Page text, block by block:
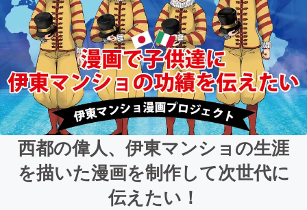
西都の偉人、伊東マンショの生涯
を描いた漫画を制作して次世代に
伝えたい！